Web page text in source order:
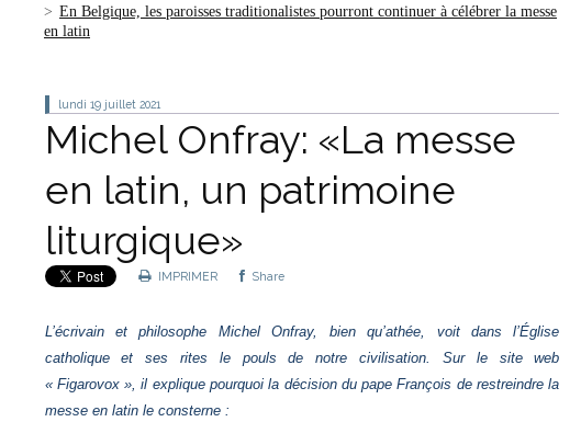
En Belgique, les paroisses traditionalistes pourront continuer à célébrer la messe
en latin
lundi 19 juillet 2021
Michel Onfray: «La messe
en latin, un patrimoine
liturgique»
IMPRIMER Share
L’écrivain et philosophe Michel Onfray, bien qu’athée, voit dans l’Église
catholique et ses rites le pouls de notre civilisation. Sur le site web
« Figarovox », il explique pourquoi la décision du pape François de restreindre la
messe en latin le consterne :